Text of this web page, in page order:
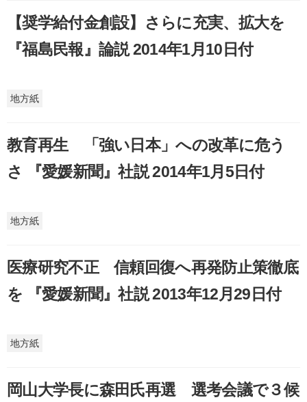
【奨学給付金創設】さらに充実、拡大を
『福島民報』論説 2014年1月10日付
地方紙
教育再生 「強い日本」への改革に危う
さ 『愛媛新聞』社説 2014年1月5日付
地方紙
医療研究不正 信頼回復へ再発防止策徹底
を 『愛媛新聞』社説 2013年12月29日付
地方紙
岡山大学長に森田氏再選 選考会議で３候